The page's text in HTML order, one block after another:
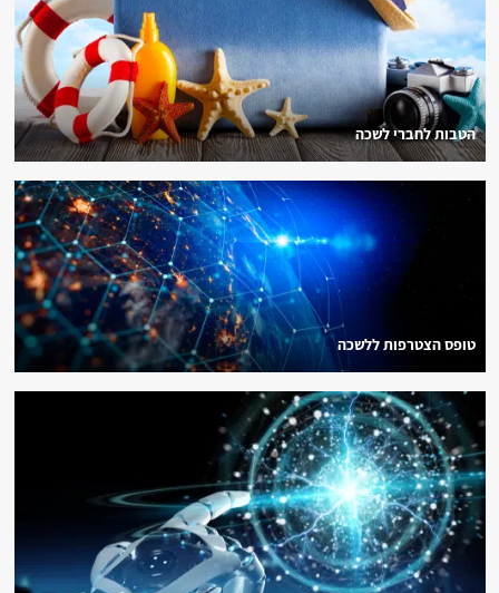
הטבות לחברי לשכה
טופס הצטרפות ללשכה